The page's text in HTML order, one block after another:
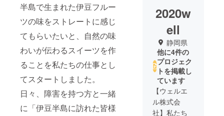
半島で生まれた伊豆フルー
ツの味をストレートに感じ
てもらいたいと、自然の味
わいが伝わるスイーツを作
ることを私たちの仕事とし
てスタートしました。
日々、障害を持つ方と一緒
に「伊豆半島に訪れた皆様
2020w
ell
静岡県
他に4件の
プロジェク
トを掲載し
ています
【ウェルエ
ル株式会
社】私たち